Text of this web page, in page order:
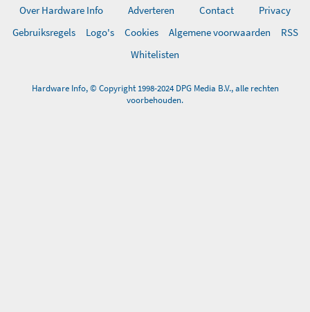
Over Hardware Info Adverteren Contact
Privacy
Gebruiksregels
Logo's Cookies Algemene voorwaarden
RSS
Whitelisten
Hardware Info, © Copyright 1998-2024 DPG Media B.V., alle rechten
voorbehouden.